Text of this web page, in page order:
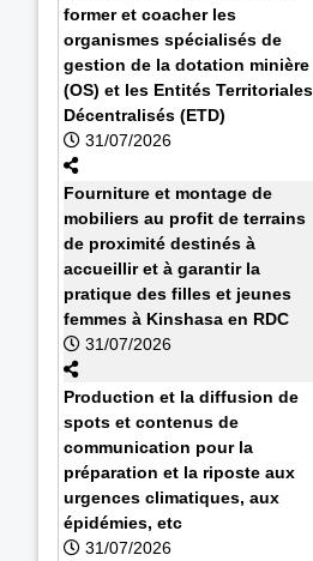
former et coacher les
organismes spécialisés de
gestion de la dotation minière
(OS) et les Entités Territoriales
Décentralisés (ETD)
31/07/2026
Fourniture et montage de
mobiliers au profit de terrains
de proximité destinés à
accueillir et à garantir la
pratique des filles et jeunes
femmes à Kinshasa en RDC
31/07/2026
Production et la diffusion de
spots et contenus de
communication pour la
préparation et la riposte aux
urgences climatiques, aux
épidémies, etc
31/07/2026